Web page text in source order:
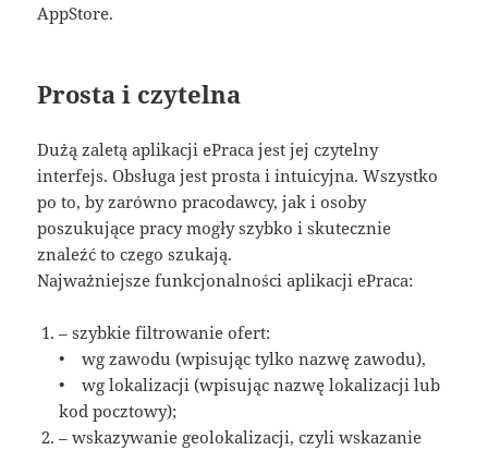
AppStore.
Prosta i czytelna
Dużą zaletą aplikacji ePraca jest jej czytelny
interfejs. Obsługa jest prosta i intuicyjna. Wszystko
po to, by zarówno pracodawcy, jak i osoby
poszukujące pracy mogły szybko i skutecznie
znaleźć to czego szukają.
Najważniejsze funkcjonalności aplikacji ePraca:
– szybkie filtrowanie ofert:
• wg zawodu (wpisując tylko nazwę zawodu),
• wg lokalizacji (wpisując nazwę lokalizacji lub
kod pocztowy);
– wskazywanie geolokalizacji, czyli wskazanie